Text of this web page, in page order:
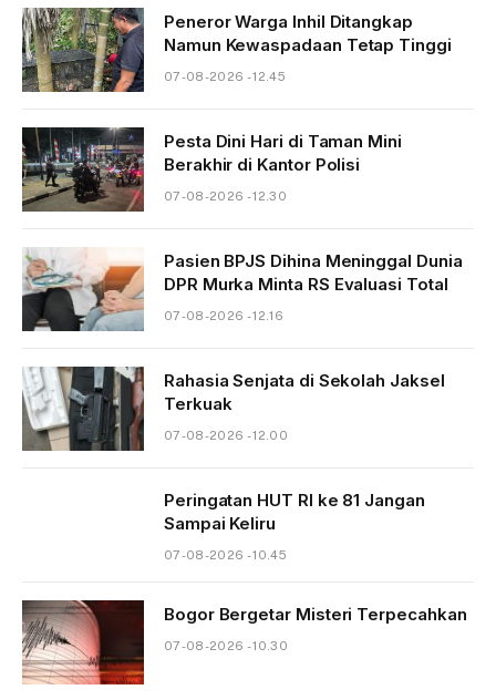
Peneror Warga Inhil Ditangkap
Namun Kewaspadaan Tetap Tinggi
07-08-2026 - 12.45
Pesta Dini Hari di Taman Mini
Berakhir di Kantor Polisi
07-08-2026 - 12.30
Pasien BPJS Dihina Meninggal Dunia
DPR Murka Minta RS Evaluasi Total
07-08-2026 - 12.16
Rahasia Senjata di Sekolah Jaksel
Terkuak
07-08-2026 - 12.00
Peringatan HUT RI ke 81 Jangan
Sampai Keliru
07-08-2026 - 10.45
Bogor Bergetar Misteri Terpecahkan
07-08-2026 - 10.30